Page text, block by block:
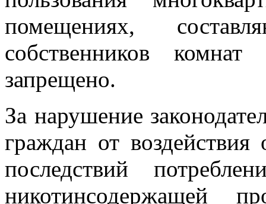
помещениях,
собственников
запрещено.
За нарушение
граждан от
последствий
никотинсодержащей